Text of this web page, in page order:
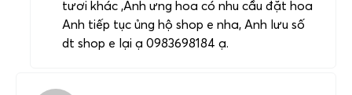
tươi khác ,Anh ưng hoa có nhu cầu đặt hoa
Anh tiếp tục ủng hộ shop e nha, Anh lưu số
dt shop e lại ạ 0983698184 ạ.